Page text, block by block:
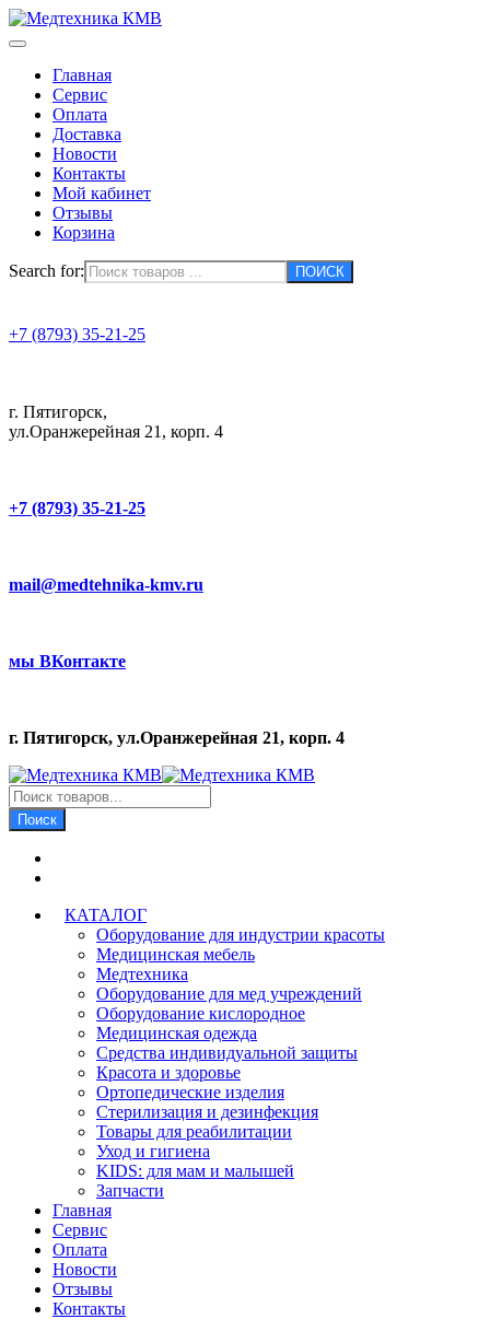
Главная
Сервис
Оплата
Доставка
Новости
Контакты
Мой кабинет
Отзывы
Корзина
Search for:
+7 (8793) 35-21-25
г. Пятигорск,
ул.Оранжерейная 21, корп. 4
+7 (8793) 35-21-25
mail@medtehnika-kmv.ru
мы ВКонтакте
г. Пятигорск, ул.Оранжерейная 21, корп. 4
Поиск
товаров
Поиск
КАТАЛОГ
Оборудование для индустрии красоты
Медицинская мебель
Медтехника
Оборудование для мед учреждений
Оборудование кислородное
Медицинская одежда
Средства индивидуальной защиты
Красота и здоровье
Ортопедические изделия
Стерилизация и дезинфекция
Товары для реабилитации
Уход и гигиена
KIDS: для мам и малышей
Запчасти
Главная
Сервис
Оплата
Новости
Отзывы
Контакты